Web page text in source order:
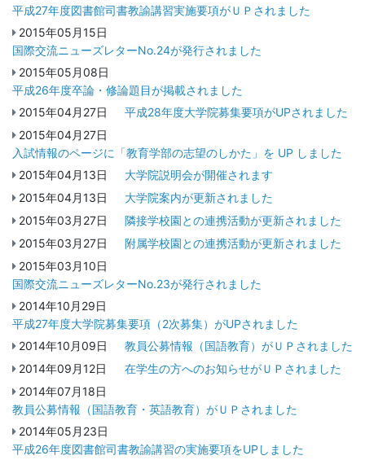
平成27年度図書館司書教諭講習実施要項がＵＰされました
2015年05月15日
国際交流ニューズレターNo.24が発行されました
2015年05月08日
平成26年度卒論・修論題目が掲載されました
2015年04月27日
平成28年度大学院募集要項がUPされました
2015年04月27日
入試情報のページに「教育学部の志望のしかた」を UP しました
2015年04月13日
大学院説明会が開催されます
2015年04月13日
大学院案内が更新されました
2015年03月27日
隣接学校園との連携活動が更新されました
2015年03月27日
附属学校園との連携活動が更新されました
2015年03月10日
国際交流ニューズレターNo.23が発行されました
2014年10月29日
平成27年度大学院募集要項（2次募集）がUPされました
2014年10月09日
教員公募情報（国語教育）がＵＰされました
2014年09月12日
在学生の方へのお知らせがＵＰされました
2014年07月18日
教員公募情報（国語教育・英語教育）がＵＰされました
2014年05月23日
平成26年度図書館司書教諭講習の実施要項をUPしました